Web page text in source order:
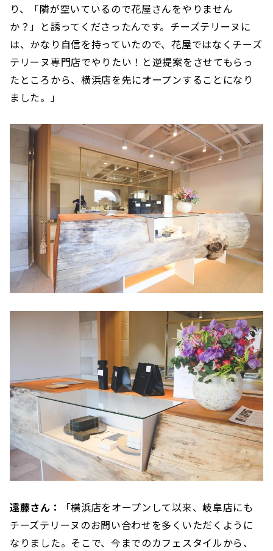
り、「隣が空いているので花屋さんをやりません
か？」と誘ってくださったんです。チーズテリーヌに
は、かなり自信を持っていたので、花屋ではなくチーズ
テリーヌ専門店でやりたい！と逆提案をさせてもらっ
たところから、横浜店を先にオープンすることになり
ました。」
遠藤さん：
「横浜店をオープンして以来、岐阜店にも
チーズテリーヌのお問い合わせを多くいただくように
なりました。そこで、今までのカフェスタイルから、